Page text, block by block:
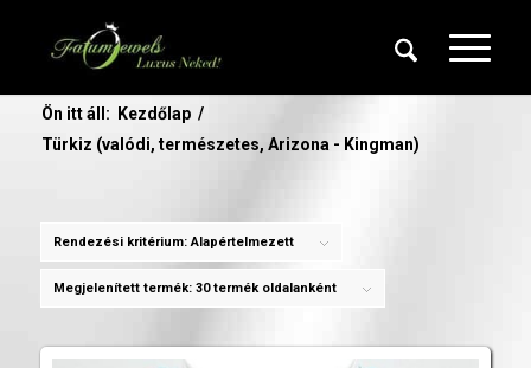
Ön itt áll: Kezdőlap /
Türkiz (valódi, természetes, Arizona - Kingman)
Rendezési kritérium:Alapértelmezett
Megjelenített termék: 30 termék oldalanként